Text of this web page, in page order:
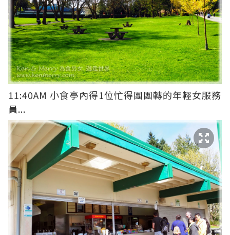
11:40AM 小食亭內得1位忙得團團轉的年輕女服務
員...